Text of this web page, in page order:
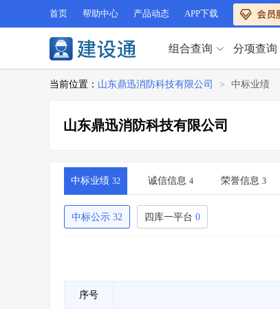
首页 帮助中心 产品动态 APP下载
分项查询（VIP）
查资质
查人员>
查荣誉
> 查诚信 >
招标信息 > 组合查询 >
行业 / 地区专查
组合查询-广州
组合查询 分项查询
查荣誉> 查诚信>
项目经理> 信用评价>
招标信息> 组合查询
四库专查>
当前位置： 山东鼎迅消防科技有限公司 > 中标业绩
山东鼎迅消防科技有限公司
中标业绩 32 诚信信息 4 荣誉信息 3
中标公示 32 四库一平台 0
序号